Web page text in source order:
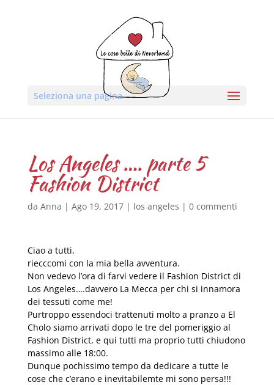
Seleziona una pagina
Los Angeles …. parte 5
Fashion District
da Anna | Ago 19, 2017| los angeles | 0 commenti
Ciao a tutti,
riecccomi con la mia bella avventura.
Non vedevo l’ora di farvi vedere il Fashion District di
Los Angeles….davvero La Mecca per chi si innamora
dei tessuti come me!
Purtroppo essendoci trattenuti molto a pranzo a El
Cholo siamo arrivati dopo le tre del pomeriggio al
Fashion District, e qui tutti ma proprio tutti chiudono
massimo alle 18:00.
Dunque pochissimo tempo da dedicare a tutte le
cose che c’erano e inevitabilemte mi sono persa!!!